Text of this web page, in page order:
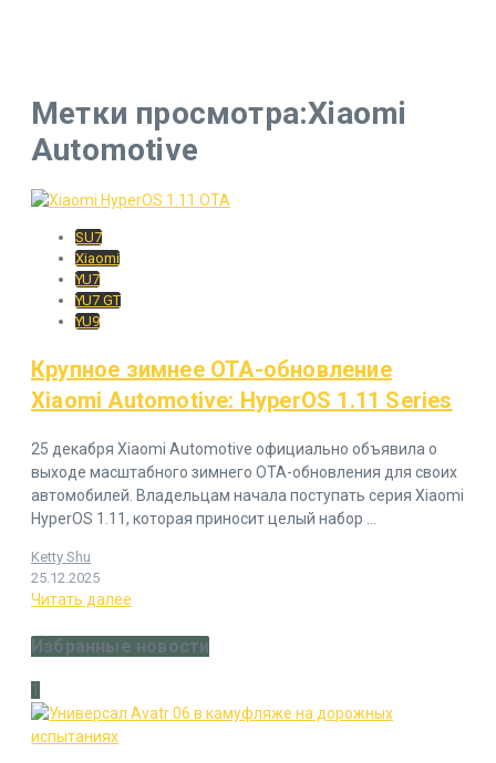
Метки просмотра:Xiaomi
Automotive
SU7
Xiaomi
YU7
YU7 GT
YU9
Крупное зимнее OTA-обновление
Xiaomi Automotive: HyperOS 1.11 Series
25 декабря Xiaomi Automotive официально объявила о
выходе масштабного зимнего OTA-обновления для своих
автомобилей. Владельцам начала поступать серия Xiaomi
HyperOS 1.11, которая приносит целый набор ...
Ketty Shu
25.12.2025
Читать далее
Избранные новости
1